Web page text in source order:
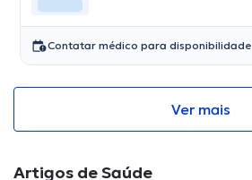
Contatar médico para disponibilidade
Ver mais
Artigos de Saúde